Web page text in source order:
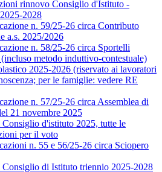
rinnovo Consiglio d'Istituto -
2028
n. 59/25-26 circa Contributo
a.s. 2025/2026
n. 58/25-26 circa Sportelli
metodo induttivo-contestuale)
2025-2026 (riservato ai lavoratori
per le famiglie: vedere RE
n. 57/25-26 circa Assemblea di
21 novembre 2025
d'istituto 2025, tutte le
per il voto
n. 55 e 56/25-26 circa Sciopero
di Istituto triennio 2025-2028